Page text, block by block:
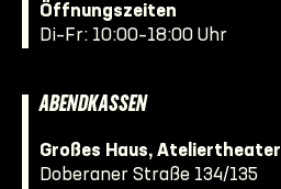
Öffnungszeiten
Di–Fr: 10:00–18:00 Uhr
ABENDKASSEN
Großes Haus, Ateliertheater
Doberaner Straße 134/135